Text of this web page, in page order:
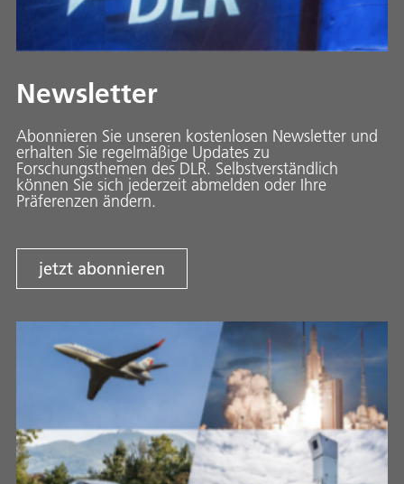
Newsletter
Abonnieren Sie unseren kostenlosen Newsletter und
erhalten Sie regelmäßige Updates zu
Forschungsthemen des DLR. Selbstverständlich
können Sie sich jederzeit abmelden oder Ihre
Präferenzen ändern.
jetzt abonnieren